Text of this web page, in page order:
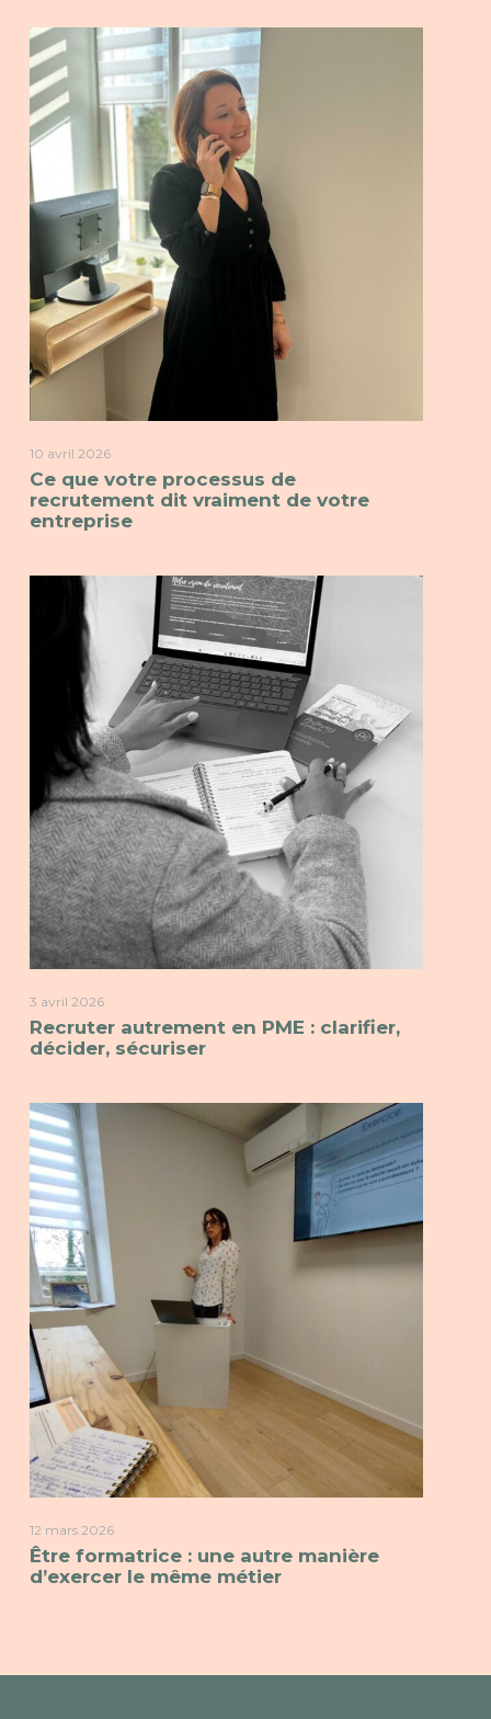
10 avril 2026
Ce que votre processus de
recrutement dit vraiment de votre
entreprise
3 avril 2026
Recruter autrement en PME : clarifier,
décider, sécuriser
12 mars 2026
Être formatrice : une autre manière
d’exercer le même métier